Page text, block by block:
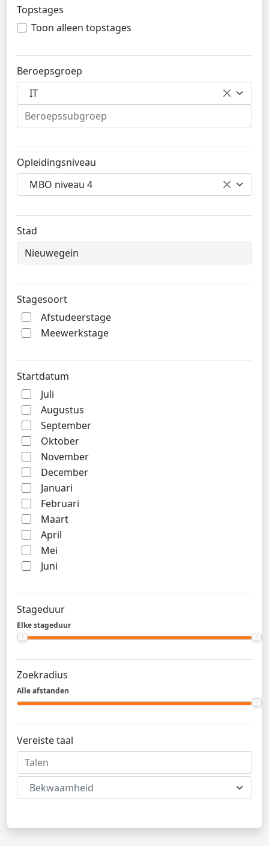
Topstages
Toon alleen topstages
Beroepsgroep
IT
Opleidingsniveau
MBO niveau 4
Stad
Stagesoort
Afstudeerstage
Meewerkstage
Startdatum
Juli
Augustus
September
Oktober
November
December
Januari
Februari
Maart
April
Mei
Juni
Stageduur
Elke stageduur
Zoekradius
Alle afstanden
Vereiste taal
Bekwaamheid